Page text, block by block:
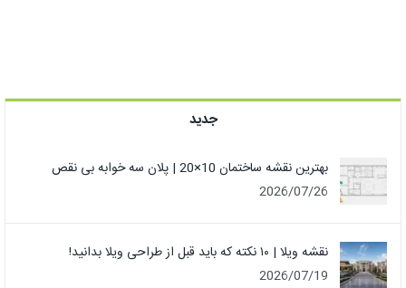
جدید
بهترین نقشه ساختمان 10×20 | پلان سه خوابه بی نقص
2026/07/26
نقشه ویلا | ۱۰ نکته که باید قبل از طراحی ویلا بدانید!
2026/07/19